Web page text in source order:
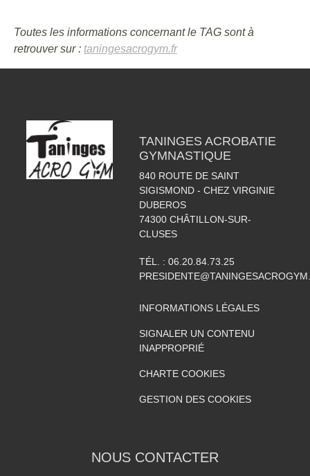
Toutes les informations concernant le TAG sont à
retrouver sur : taningesacrogym.fr
TANINGES ACROBATIE
GYMNASTIQUE
840 ROUTE DE SAINT
SIGISMOND - CHEZ VIRGINIE
DUBEROS
74300 CHÂTILLON-SUR-
CLUSES
TÉL. : 06.20.84.73.25
INFORMATIONS LÉGALES
SIGNALER UN CONTENU
INAPPROPRIÉ
CHARTE COOKIES
GESTION DES COOKIES
NOUS CONTACTER